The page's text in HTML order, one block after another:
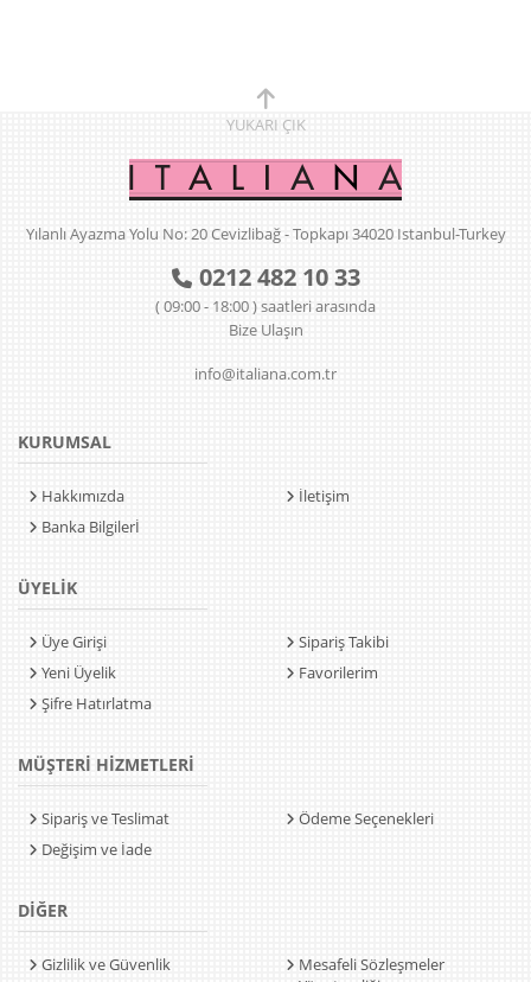
YUKARI ÇIK
Yılanlı Ayazma Yolu No: 20 Cevizlibağ - Topkapı 34020 Istanbul-Turkey
0212 482 10 33
( 09:00 - 18:00 ) saatleri arasında
Bize Ulaşın
info@italiana.com.tr
KURUMSAL
Hakkımızda
Banka Bilgilerİ
İletişim
ÜYELİK
Üye Girişi
Yeni Üyelik
Şifre Hatırlatma
Sipariş Takibi
Favorilerim
MÜŞTERİ HİZMETLERİ
Sipariş ve Teslimat
Değişim ve İade
Ödeme Seçenekleri
DİĞER
Gizlilik ve Güvenlik
Mesafeli Sözleşmeler